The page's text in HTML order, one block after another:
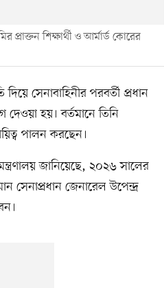
প্রাক্তন শিক্ষার্থী ও আর্মার্ড কোরের
সেনাবাহিনীর পরবর্তী প্রধান
হয়। বর্তমানে তিনি
পালন করছেন।
জানিয়েছে, ২০২৬ সালের
সেনাপ্রধান জেনারেল উপেন্দ্র